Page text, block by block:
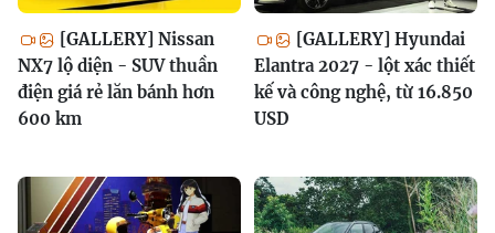
[GALLERY] Nissan
NX7 lộ diện - SUV thuần
điện giá rẻ lăn bánh hơn
600 km
[GALLERY] Hyundai
Elantra 2027 - lột xác thiết
kế và công nghệ, từ 16.850
USD